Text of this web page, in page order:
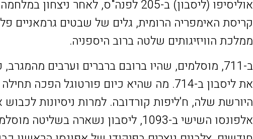
אוליסיפו (ליסבון) ב-205 לפנה"ס, לאחר
ממלכת הוויזיגותים שלטה ברוב היספניה.
ב-711, מוסלמים, שהיו ברובם ברברים וערבים
את ליסבון ב-714. מה שהיא כיום פורטוגל